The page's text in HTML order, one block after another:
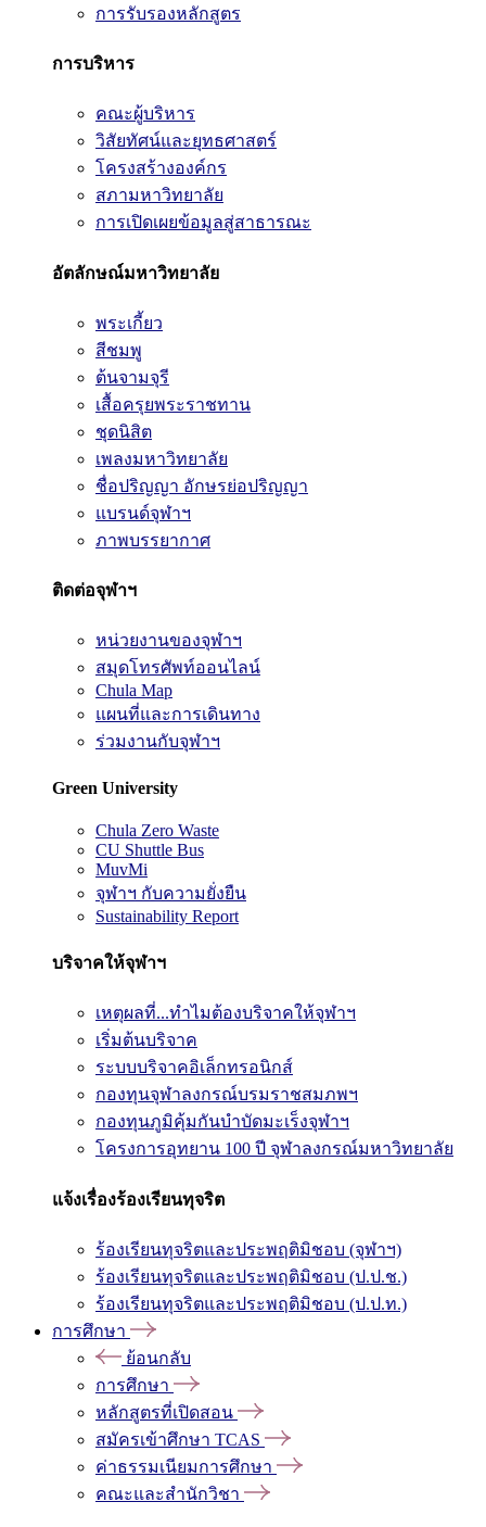
การรับรองหลักสูตร
การบริหาร
คณะผู้บริหาร
วิสัยทัศน์และยุทธศาสตร์
โครงสร้างองค์กร
สภามหาวิทยาลัย
การเปิดเผยข้อมูลสู่สาธารณะ
อัตลักษณ์มหาวิทยาลัย
พระเกี้ยว
สีชมพู
ต้นจามจุรี
เสื้อครุยพระราชทาน
ชุดนิสิต
เพลงมหาวิทยาลัย
ชื่อปริญญา อักษรย่อปริญญา
แบรนด์จุฬาฯ
ภาพบรรยากาศ
ติดต่อจุฬาฯ
หน่วยงานของจุฬาฯ
สมุดโทรศัพท์ออนไลน์
Chula Map
แผนที่และการเดินทาง
ร่วมงานกับจุฬาฯ
Green University
Chula Zero Waste
CU Shuttle Bus
MuvMi
จุฬาฯ กับความยั่งยืน
Sustainability Report
บริจาคให้จุฬาฯ
เหตุผลที่...ทำไมต้องบริจาคให้จุฬาฯ
เริ่มต้นบริจาค
ระบบบริจาคอิเล็กทรอนิกส์
กองทุนจุฬาลงกรณ์บรมราชสมภพฯ
กองทุนภูมิคุ้มกันบำบัดมะเร็งจุฬาฯ
โครงการอุทยาน 100 ปี จุฬาลงกรณ์มหาวิทยาลัย
แจ้งเรื่องร้องเรียนทุจริต
ร้องเรียนทุจริตและประพฤติมิชอบ (จุฬาฯ)
ร้องเรียนทุจริตและประพฤติมิชอบ (ป.ป.ช.)
ร้องเรียนทุจริตและประพฤติมิชอบ (ป.ป.ท.)
การศึกษา
ย้อนกลับ
การศึกษา
หลักสูตรที่เปิดสอน
สมัครเข้าศึกษา TCAS
ค่าธรรมเนียมการศึกษา
คณะและสำนักวิชา